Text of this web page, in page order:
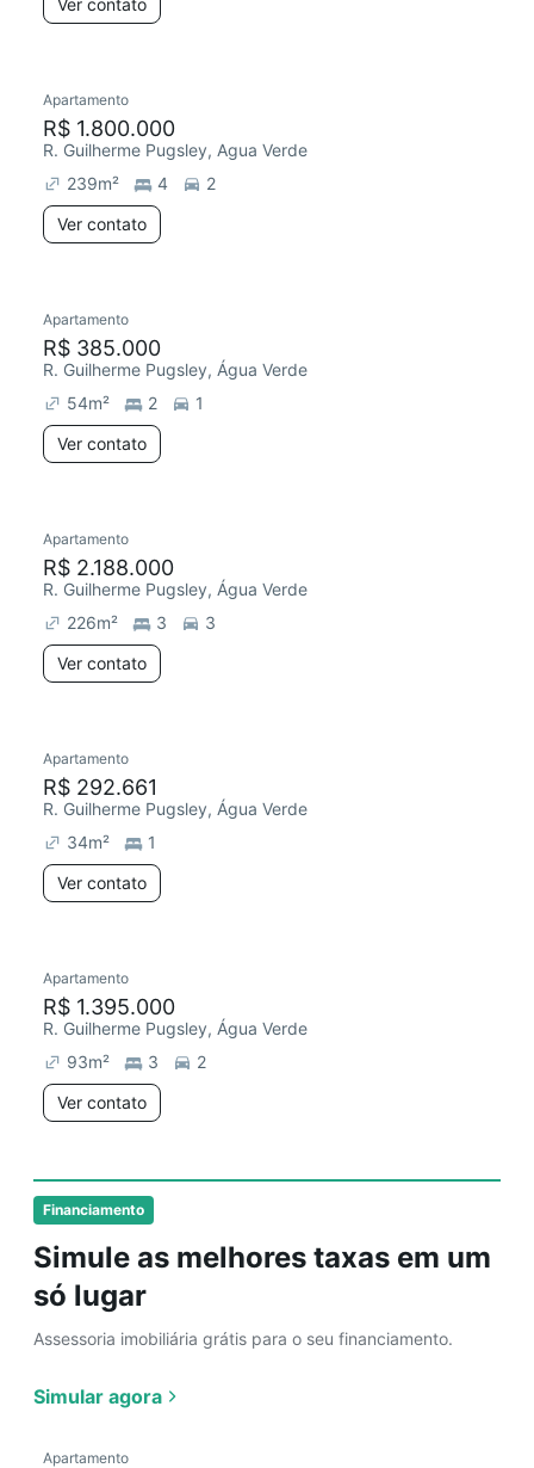
Financiamento
Simule as melhores taxas em um
só lugar
Assessoria imobiliária grátis para o seu financiamento.
Simular agora
Ver contato
Apartamento
R$ 1.800.000
R. Guilherme Pugsley, Agua Verde
239m² 4
2
Ver contato
Apartamento
R$ 385.000
R. Guilherme Pugsley, Água Verde
54m² 2
1
Ver contato
Apartamento
R$ 2.188.000
R. Guilherme Pugsley, Água Verde
226m² 3
3
Ver contato
Apartamento
R$ 292.661
R. Guilherme Pugsley, Água Verde
34m²
1
Ver contato
Apartamento
R$ 1.395.000
R. Guilherme Pugsley, Água Verde
93m² 3
2
Ver contato
Apartamento